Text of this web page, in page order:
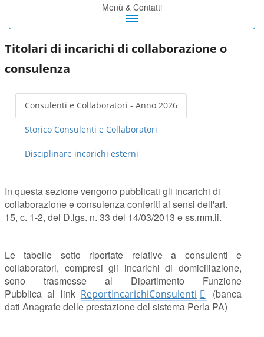
Toggle
navigation
Menù & Contatti
Titolari di incarichi di collaborazione o
consulenza
Consulenti e Collaboratori - Anno 2026
Storico Consulenti e Collaboratori
Disciplinare incarichi esterni
In questa sezione vengono pubblicati gli incarichi di
collaborazione e consulenza conferiti ai sensi dell'art.
15, c. 1-2, del D.lgs. n. 33 del 14/03/2013 e ss.mm.ii.
Le tabelle sotto riportate relative a consulenti e
collaboratori, compresi gli incarichi di domiciliazione,
sono trasmesse al Dipartimento Funzione
Pubblica al link ReportIncarichiConsulenti
(banca
dati Anagrafe delle prestazione del sistema Perla PA)